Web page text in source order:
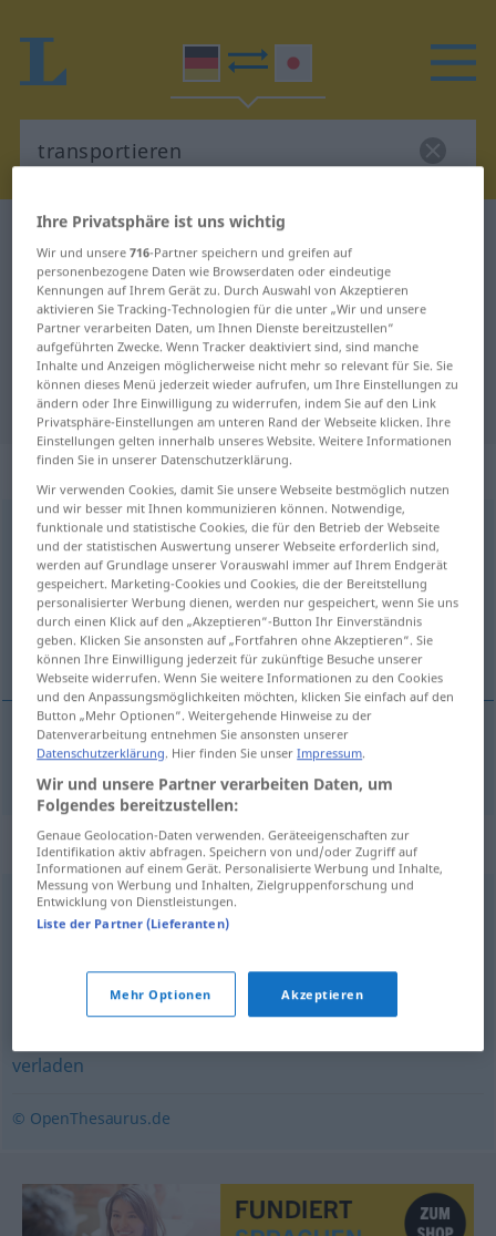
Deutsch-Japanisch Wörterbuch
Deutsch-Japanisch Übersetzung
für "transportieren"
"transportieren" Japanisch
Übersetzung
„transportieren“
transportieren
Übersicht aller Übersetzungen
(Für mehr Details die Übersetzung anklicken/antippen)
輸送する
輸送する[yusō suru] transportieren
Synonyme für "transportieren"
bringen,verbringen (Amtsdeutsch)
schleppen
verladen
© OpenThesaurus.de
Ihre Privatsphäre ist uns wichtig
Wir und unsere716-Partner speichern und greifen auf
personenbezogene Daten wie Browserdaten oder eindeutige
Kennungen auf Ihrem Gerät zu. Durch Auswahl von Akzeptieren
aktivieren Sie Tracking-Technologien für die unter „Wir und unsere
Partner verarbeiten Daten, um Ihnen Dienste bereitzustellen“
aufgeführten Zwecke. Wenn Tracker deaktiviert sind, sind manche
Inhalte und Anzeigen möglicherweise nicht mehr so relevant für Sie. Sie
können dieses Menü jederzeit wieder aufrufen, um Ihre Einstellungen zu
ändern oder Ihre Einwilligung zu widerrufen, indem Sie auf den Link
Privatsphäre-Einstellungen am unteren Rand der Webseite klicken. Ihre
Einstellungen gelten innerhalb unseres Website. Weitere Informationen
finden Sie in unserer Datenschutzerklärung.
Wir verwenden Cookies, damit Sie unsere Webseite bestmöglich nutzen
und wir besser mit Ihnen kommunizieren können. Notwendige,
funktionale und statistische Cookies, die für den Betrieb der Webseite
und der statistischen Auswertung unserer Webseite erforderlich sind,
werden auf Grundlage unserer Vorauswahl immer auf Ihrem Endgerät
gespeichert. Marketing-Cookies und Cookies, die der Bereitstellung
personalisierter Werbung dienen, werden nur gespeichert, wenn Sie uns
durch einen Klick auf den „Akzeptieren“-Button Ihr Einverständnis
geben. Klicken Sie ansonsten auf „Fortfahren ohne Akzeptieren“. Sie
können Ihre Einwilligung jederzeit für zukünftige Besuche unserer
Webseite widerrufen. Wenn Sie weitere Informationen zu den Cookies
und den Anpassungsmöglichkeiten möchten, klicken Sie einfach auf den
Button „Mehr Optionen“. Weitergehende Hinweise zu der
Datenverarbeitung entnehmen Sie ansonsten unserer
Datenschutzerklärung. Hier finden Sie unserImpressum.
Wir und unsere Partner verarbeiten Daten, um
Folgendes bereitzustellen:
Genaue Geolocation-Daten verwenden. Geräteeigenschaften zur
Identifikation aktiv abfragen. Speichern von und/oder Zugriff auf
Informationen auf einem Gerät. Personalisierte Werbung und Inhalte,
Messung von Werbung und Inhalten, Zielgruppenforschung und
Entwicklung von Dienstleistungen.
Liste der Partner (Lieferanten)
Mehr Optionen Akzeptieren